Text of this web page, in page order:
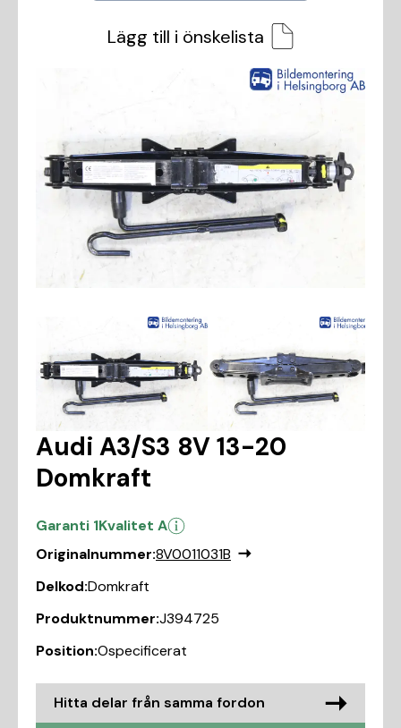
Lägg till i önskelista
Audi A3/S3 8V 13-20
Domkraft
Garanti 1Kvalitet A
Originalnummer:8V0011031B
Delkod:Domkraft
Produktnummer:J394725
Position:Ospecificerat
Hitta delar från samma fordon